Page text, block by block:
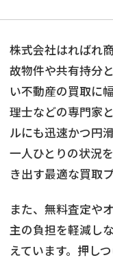
株式会社はればれ
故物件や共有持分
い不動産の買取に
理士などの専門家
ルにも迅速かつ円
一人ひとりの状況
き出す最適な買取
また、無料査定や
主の負担を軽減し
えています。押し